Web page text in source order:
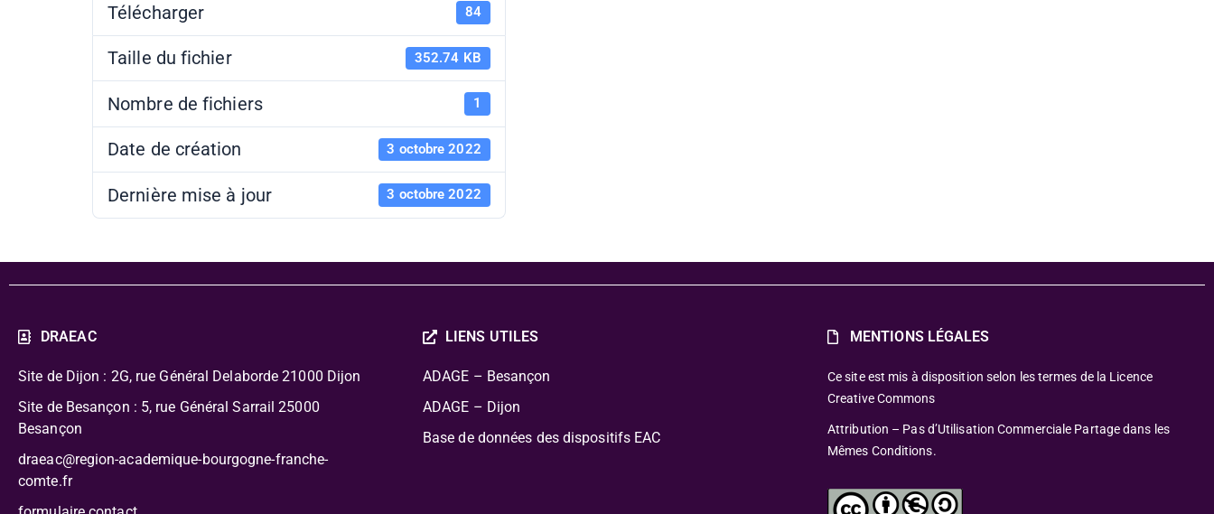
Télécharger 84
Taille du fichier 352.74 KB
Nombre de fichiers 1
Date de création 3 octobre 2022
Dernière mise à jour 3 octobre 2022
DRAEAC
Site de Dijon : 2G, rue Général Delaborde 21000 Dijon
Site de Besançon : 5, rue Général Sarrail 25000
Besançon
draeac@region-academique-bourgogne-franche-
comte.fr
LIENS UTILES
ADAGE – Besançon
ADAGE – Dijon
Base de données des dispositifs EAC
MENTIONS LÉGALES
Ce site est mis à disposition selon les termes de la Licence
Creative Commons
Attribution – Pas d’Utilisation Commerciale Partage dans les
Mêmes Conditions.